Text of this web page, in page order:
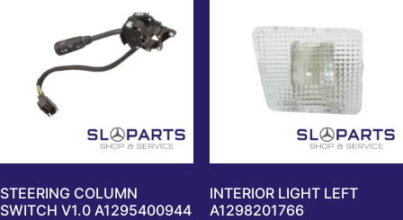
STEERING COLUMN
SWITCH V1.0 A1295400944
INTERIOR LIGHT LEFT
A1298201766